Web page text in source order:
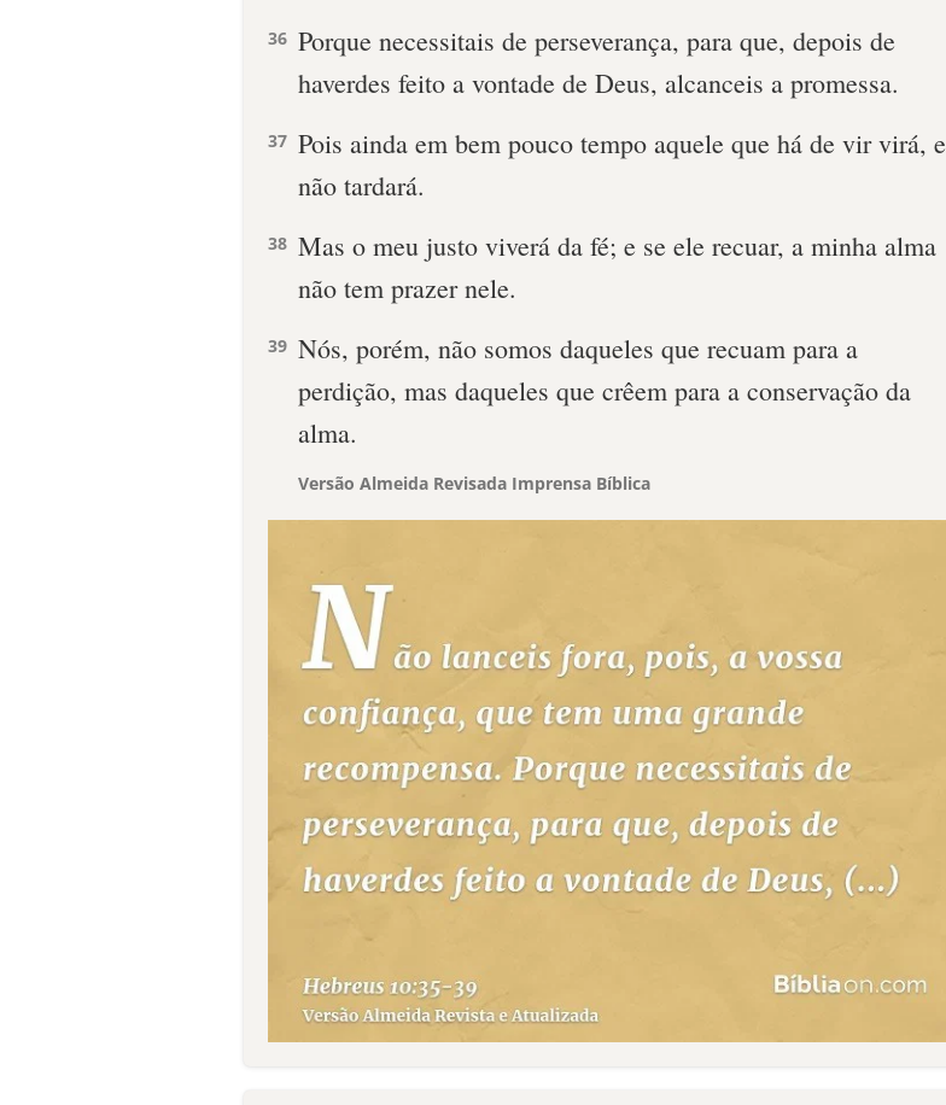
36 Porque necessitais de perseverança, para que, depois de
haverdes feito a vontade de Deus, alcanceis a promessa.
37 Pois ainda em bem pouco tempo aquele que há de vir virá, e
não tardará.
38 Mas o meu justo viverá da fé; e se ele recuar, a minha alma
não tem prazer nele.
39 Nós, porém, não somos daqueles que recuam para a
perdição, mas daqueles que crêem para a conservação da
alma.
Versão Almeida Revisada Imprensa Bíblica